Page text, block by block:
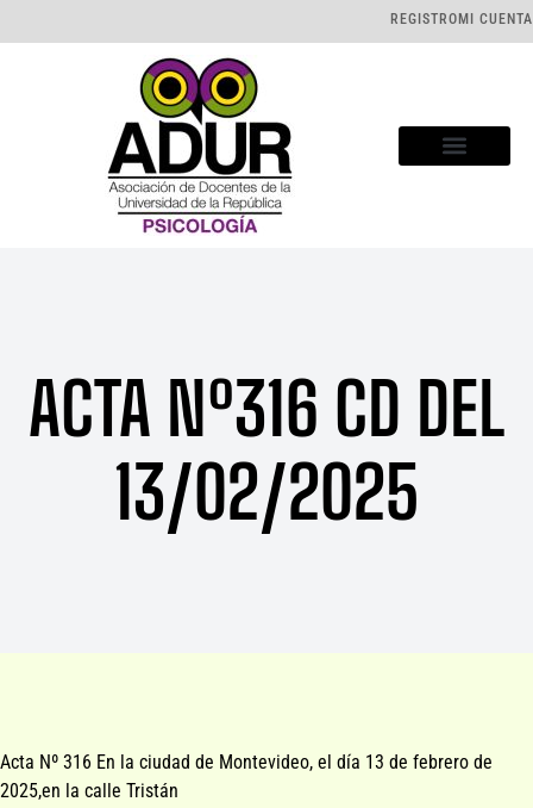
REGISTRO MI CUENTA
ACTA Nº316 CD DEL
13/02/2025
Acta Nº 316 En la ciudad de Montevideo, el día 13 de febrero de
2025,en la calle Tristán